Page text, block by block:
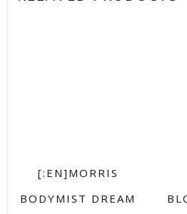
[:EN]MORRIS
BODYMIST DREAM